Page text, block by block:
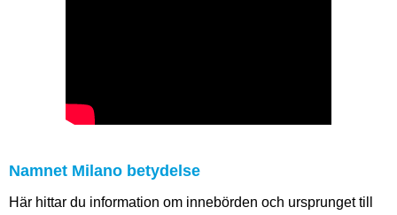
Namnet Milano betydelse
Här hittar du information om innebörden och ursprunget till